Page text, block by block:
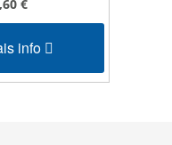
€
info